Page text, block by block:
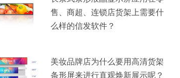
售、商超、连锁店货架上需要什
么样的信发软件？
美妆品牌店为什么要用高清货架
条形屏来进行直观焕新展示呢？